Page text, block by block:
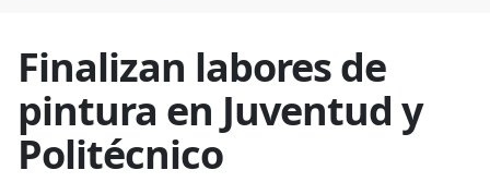
Finalizan labores de
pintura en Juventud y
Politécnico